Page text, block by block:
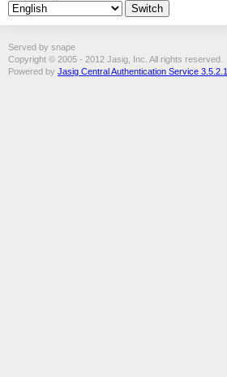
Served by snape
Copyright © 2005 - 2012 Jasig, Inc. All rights reserved.
Powered by Jasig Central Authentication Service 3.5.2.1